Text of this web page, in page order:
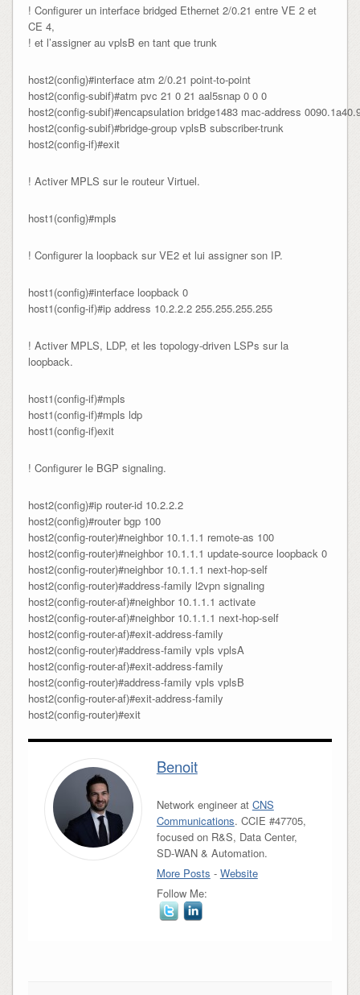
! Configurer un interface bridged Ethernet 2/0.21 entre VE 2 et
CE 4,
! et l’assigner au vplsB en tant que trunk
host2(config)#interface atm 2/0.21 point-to-point
host2(config-subif)#atm pvc 21 0 21 aal5snap 0 0 0
host2(config-subif)#encapsulation bridge1483 mac-address
host2(config-subif)#bridge-group vplsB subscriber-trunk
host2(config-if)#exit
! Activer MPLS sur le routeur Virtuel.
host1(config)#mpls
! Configurer la loopback sur VE2 et lui assigner son IP.
host1(config)#interface loopback 0
host1(config-if)#ip address 10.2.2.2 255.255.255.255
! Activer MPLS, LDP, et les topology-driven LSPs sur la
loopback.
host1(config-if)#mpls
host1(config-if)#mpls ldp
host1(config-if)exit
! Configurer le BGP signaling.
host2(config)#ip router-id 10.2.2.2
host2(config)#router bgp 100
host2(config-router)#neighbor 10.1.1.1 remote-as 100
host2(config-router)#neighbor 10.1.1.1 update-source loopback 0
host2(config-router)#neighbor 10.1.1.1 next-hop-self
host2(config-router)#address-family l2vpn signaling
host2(config-router-af)#neighbor 10.1.1.1 activate
host2(config-router-af)#neighbor 10.1.1.1 next-hop-self
host2(config-router-af)#exit-address-family
host2(config-router)#address-family vpls vplsA
host2(config-router-af)#exit-address-family
host2(config-router)#address-family vpls vplsB
host2(config-router-af)#exit-address-family
host2(config-router)#exit
Benoit
Network engineer at CNS
Communications. CCIE #47705,
focused on R&S, Data Center,
SD-WAN & Automation.
More Posts - Website
Follow Me: